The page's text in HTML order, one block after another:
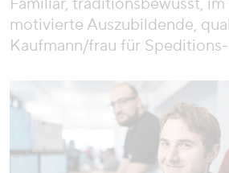
motivierte Auszubildende,
Kaufmann/frau für